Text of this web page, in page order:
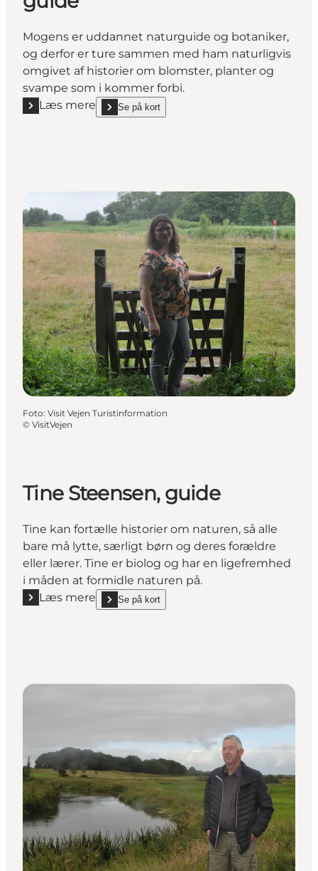
Mogens er uddannet naturguide og botaniker,
og derfor er ture sammen med ham naturligvis
omgivet af historier om blomster, planter og
svampe som i kommer forbi.
Læs mere
Læs mere "Mogens Kjær Poulsen, guide"
Se på kort
show Mogens Kjær Poulsen, guide on_map
Foto: Visit Vejen Turistinformation
© VisitVejen
Tine Steensen, guide
Tine kan fortælle historier om naturen, så alle
bare må lytte, særligt børn og deres forældre
eller lærer. Tine er biolog og har en ligefremhed
i måden at formidle naturen på.
Læs mere
Læs mere "Tine Steensen, guide"
Se på kort
show Tine Steensen, guide on_map